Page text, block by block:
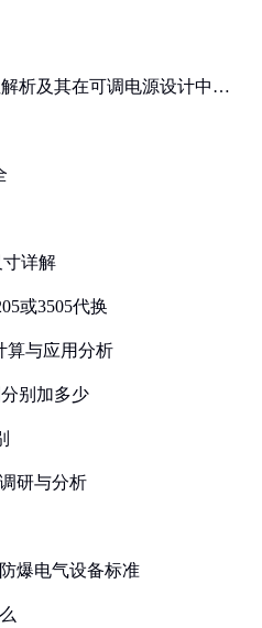
析及其在可调电源设计中的
寸详解
或3505代换
算与应用分析
别加多少
研与分析
爆电气设备标准